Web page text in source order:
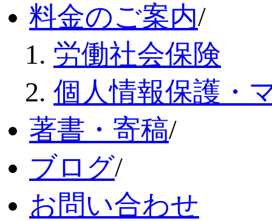
料金のご案内/
労働社会保険
個人情報保護・
著書・寄稿/
ブログ/
お問い合わせ